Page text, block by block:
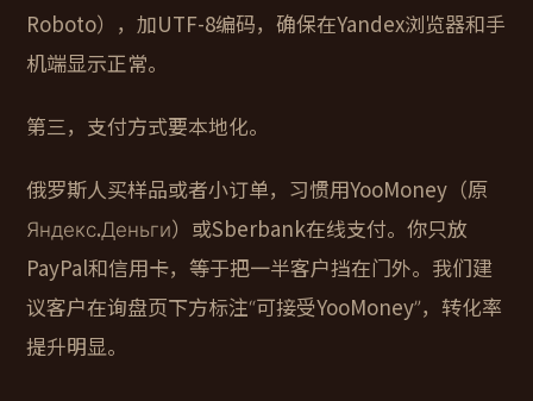
Roboto），加UTF-8编码，确保在Yandex浏览器和手
机端显示正常。
第三，支付方式要本地化。
俄罗斯人买样品或者小订单，习惯用YooMoney（原
Яндекс.Деньги）或Sberbank在线支付。你只放
PayPal和信用卡，等于把一半客户挡在门外。我们建
议客户在询盘页下方标注“可接受YooMoney”，转化率
提升明显。